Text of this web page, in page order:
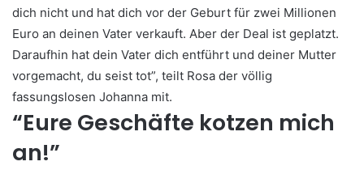
dich nicht und hat dich vor der Geburt für zwei Millionen
Euro an deinen Vater verkauft. Aber der Deal ist geplatzt.
Daraufhin hat dein Vater dich entführt und deiner Mutter
vorgemacht, du seist tot”, teilt Rosa der völlig
fassungslosen Johanna mit.
“Eure Geschäfte kotzen mich
an!”